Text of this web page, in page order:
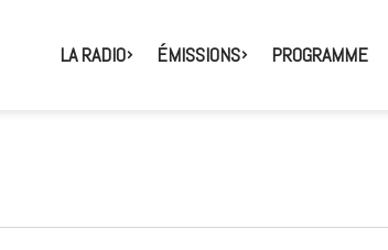
LA RADIO ÉMISSIONS PROGRAMME